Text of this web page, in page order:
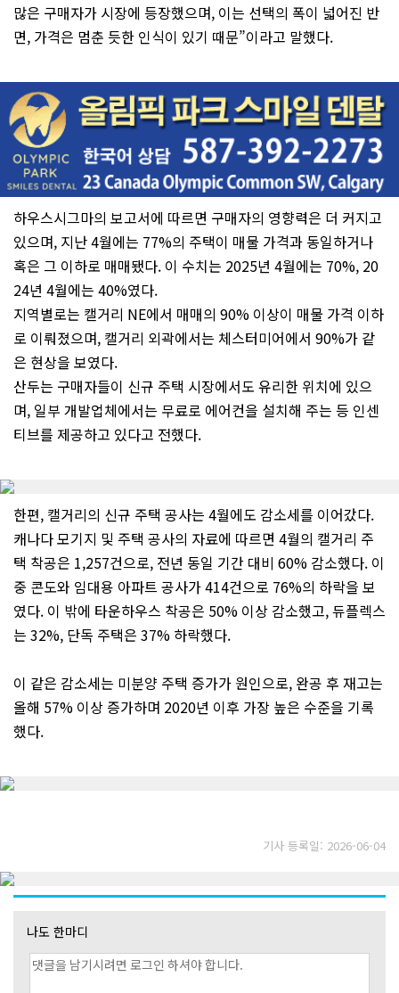
많은 구매자가 시장에 등장했으며, 이는 선택의 폭이 넓어진 반
면, 가격은 멈춘 듯한 인식이 있기 때문”이라고 말했다.
하우스시그마의 보고서에 따르면 구매자의 영향력은 더 커지고
있으며, 지난 4월에는 77%의 주택이 매물 가격과 동일하거나
혹은 그 이하로 매매됐다. 이 수치는 2025년 4월에는 70%, 20
24년 4월에는 40%였다.
지역별로는 캘거리 NE에서 매매의 90% 이상이 매물 가격 이하
로 이뤄졌으며, 캘거리 외곽에서는 체스터미어에서 90%가 같
은 현상을 보였다.
산두는 구매자들이 신규 주택 시장에서도 유리한 위치에 있으
며, 일부 개발업체에서는 무료로 에어컨을 설치해 주는 등 인센
티브를 제공하고 있다고 전했다.
한편, 캘거리의 신규 주택 공사는 4월에도 감소세를 이어갔다.
캐나다 모기지 및 주택 공사의 자료에 따르면 4월의 캘거리 주
택 착공은 1,257건으로, 전년 동일 기간 대비 60% 감소했다. 이
중 콘도와 임대용 아파트 공사가 414건으로 76%의 하락을 보
였다. 이 밖에 타운하우스 착공은 50% 이상 감소했고, 듀플렉스
는 32%, 단독 주택은 37% 하락했다.
이 같은 감소세는 미분양 주택 증가가 원인으로, 완공 후 재고는
올해 57% 이상 증가하며 2020년 이후 가장 높은 수준을 기록
했다.
기사 등록일: 2026-06-04
나도 한마디